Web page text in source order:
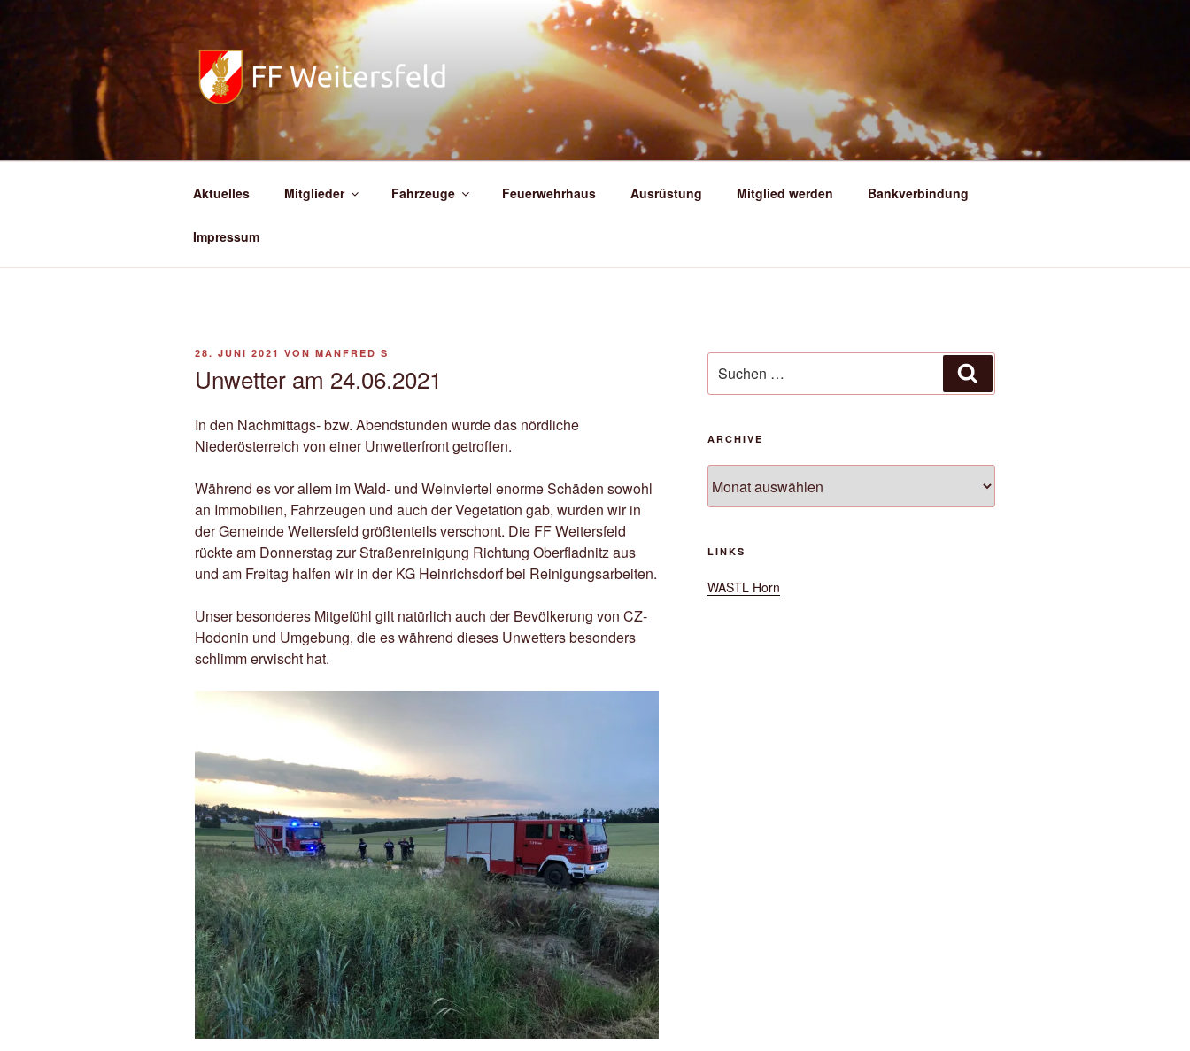
springen
FREIWILLIGE FEUERWEHR WEITERSFELD
Aktuelles Mitglieder Fahrzeuge Feuerwehrhaus Ausrüstung Mitglied werden Bankverbindung
Impressum
VERÖFFENTLICHT
28. JUNI 2021 VON MANFRED S
Unwetter am 24.06.2021
In den Nachmittags- bzw. Abendstunden wurde das nördliche
Niederösterreich von einer Unwetterfront getroffen.
Während es vor allem im Wald- und Weinviertel enorme Schäden sowohl
an Immobilien, Fahrzeugen und auch der Vegetation gab, wurden wir in
der Gemeinde Weitersfeld größtenteils verschont. Die FF Weitersfeld
rückte am Donnerstag zur Straßenreinigung Richtung Oberfladnitz aus
und am Freitag halfen wir in der KG Heinrichsdorf bei Reinigungsarbeiten.
Unser besonderes Mitgefühl gilt natürlich auch der Bevölkerung von CZ-
Hodonin und Umgebung, die es während dieses Unwetters besonders
schlimm erwischt hat.
nach:
ARCHIVE
LINKS
WASTL Horn